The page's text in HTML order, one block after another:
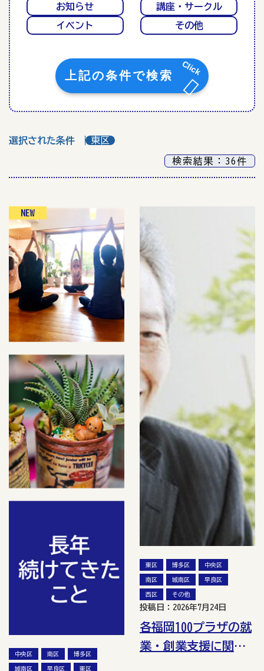
お知らせ
講座・サークル
イベント
その他
上記の条件で検索
選択された条件 東区
検索結果：36件
NEW
中央区 南区 博多区
城南区 早良区 東区
東区 博多区 中央区
南区 城南区 早良区
西区 その他
投稿日：2026年7月24日
各福岡100プラザの就
業・創業支援に関す